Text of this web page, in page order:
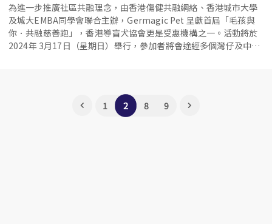
為進一步推廣社區共融理念，由香港傷健共融網絡、香港城市大學
及城大EMBA同學會聯合主辦，Germagic Pet 呈獻首屆「毛孩與
你．共融慈善跑」，香港導盲犬協會更是受惠機構之一。活動將於
2024年 3月17日（星期日）舉行，參加者將會途經多個灣仔及中西
1 2 8 9